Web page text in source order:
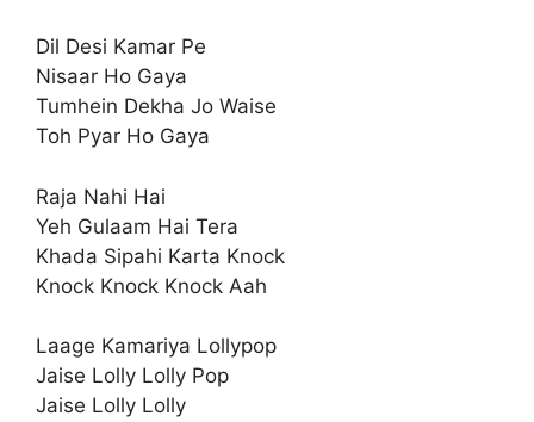
Dil Desi Kamar Pe
Nisaar Ho Gaya
Tumhein Dekha Jo Waise
Toh Pyar Ho Gaya
Raja Nahi Hai
Yeh Gulaam Hai Tera
Khada Sipahi Karta Knock
Knock Knock Knock Aah
Laage Kamariya Lollypop
Jaise Lolly Lolly Pop
Jaise Lolly Lolly